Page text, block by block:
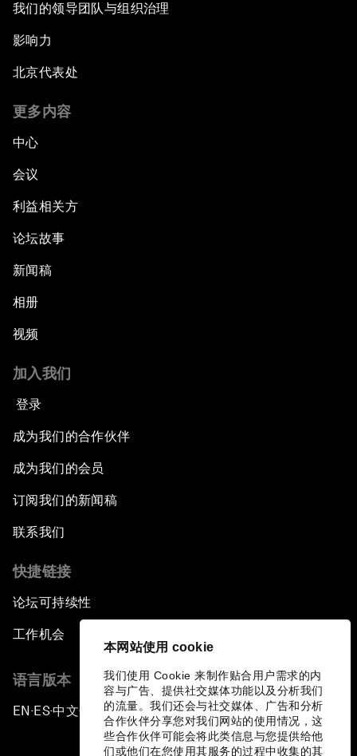
本网站使用 cookie
我们使用 Cookie 来制作贴合用户需求的内
容与广告、提供社交媒体功能以及分析我们
的流量。我们还会与社交媒体、广告和分析
合作伙伴分享您对我们网站的使用情况，这
些合作伙伴可能会将此类信息与您提供给他
们或他们在您使用其服务的过程中收集的其
我们的领导团队与组织治理
影响力
北京代表处
更多内容
中心
会议
利益相关方
论坛故事
新闻稿
相册
视频
加入我们
登录
成为我们的合作伙伴
成为我们的会员
订阅我们的新闻稿
联系我们
快捷链接
论坛可持续性
工作机会
语言版本
EN ▪ ES▪中文▪ 日本語